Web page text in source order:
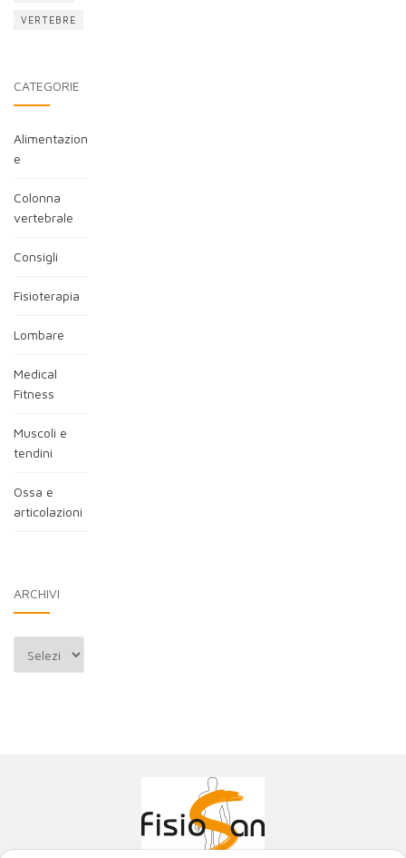
VERTEBRE
CATEGORIE
Alimentazion
e
Colonna
vertebrale
Consigli
Fisioterapia
Lombare
Medical
Fitness
Muscoli e
tendini
Ossa e
articolazioni
ARCHIVI
Archivi